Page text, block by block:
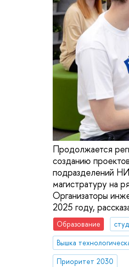
Продолжается
созданию
подразделений
магистратуру на
Организаторы
2025 году,
Образование
Вышка
Приоритет 2030